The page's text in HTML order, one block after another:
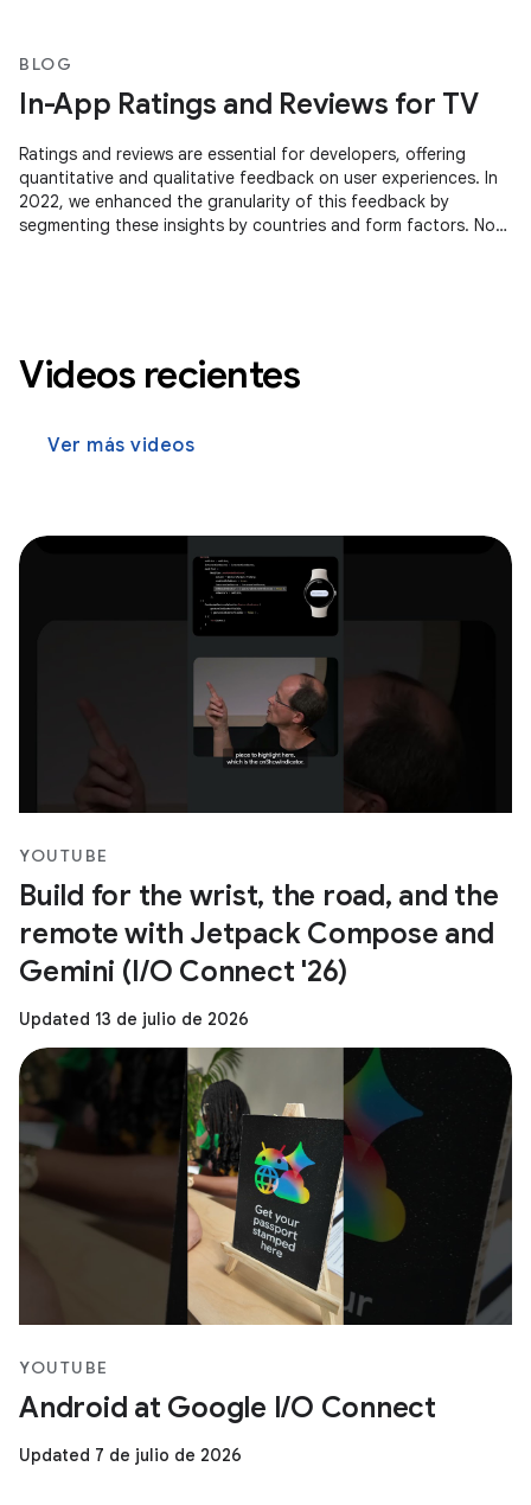
BLOG
In-App Ratings and Reviews for TV
Ratings and reviews are essential for developers, offering
quantitative and qualitative feedback on user experiences. In
2022, we enhanced the granularity of this feedback by
segmenting these insights by countries and form factors. Now,
Videos recientes
Ver más videos
YOUTUBE
Build for the wrist, the road, and the
remote with Jetpack Compose and
Gemini (I/O Connect '26)
Updated 13 de julio de 2026
YOUTUBE
Android at Google I/O Connect
Updated 7 de julio de 2026